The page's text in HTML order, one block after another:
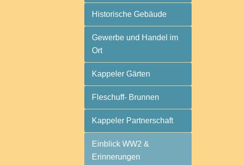
Historische Gebäude
Gewerbe und Handel im
Ort
Kappeler Gärten
Fleschuff- Brunnen
Kappeler Partnerschaft
Einblick WW2 &
Erinnerungen